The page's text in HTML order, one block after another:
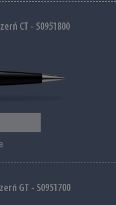
CT - S0951800
GT - S0951700